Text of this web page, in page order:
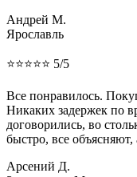
Андрей М.
Ярославль
⭐⭐⭐⭐⭐ 5/5
Все понравилось.
Никаких задержек по
договорились, во
быстро, все объясняют,
Арсений Д.